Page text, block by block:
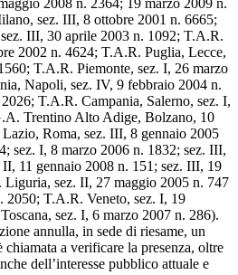
sez. III, 8 ottobre 2001 n. 6665;
III, 30 aprile 2003 n. 1092; T.A.R.
2002 n. 4624; T.A.R. Puglia, Lecce,
T.A.R. Piemonte, sez. I, 26 marzo
Napoli, sez. IV, 9 febbraio 2004 n.
T.A.R. Campania, Salerno, sez. I,
Trentino Alto Adige, Bolzano, 10
Roma, sez. III, 8 gennaio 2005
sez. I, 8 marzo 2006 n. 1832; sez. III,
11 gennaio 2008 n. 151; sez. III, 19
sez. II, 27 maggio 2005 n. 747
2050; T.A.R. Veneto, sez. I, 19
sez. I, 6 marzo 2007 n. 286).
annulla, in sede di riesame, un
a verificare la presenza, oltre
dell’interesse pubblico attuale e